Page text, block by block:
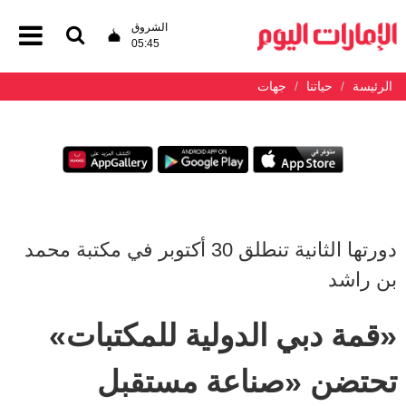
الشروق
05:45
الرئيسة حياتنا جهات
دورتها الثانية تنطلق 30 أكتوبر في مكتبة محمد
بن راشد
«قمة دبي الدولية للمكتبات»
تحتضن «صناعة مستقبل